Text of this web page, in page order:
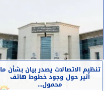
تنظيم الاتصالات يصدر بيان بشأن ما
أثير حول وجود خطوط هاتف
محمول...